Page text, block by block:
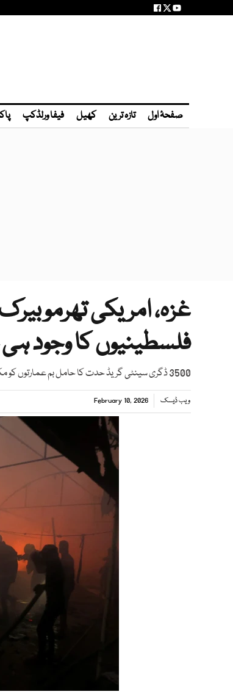
صفحۂ اول تازہ ترین کھیل فیفا ورلڈکپ
فلسطینیوں کا وجود
3500 ڈگری سینٹی گریڈ حدت کا حامل بم عمارتوں کو مکمل طور پر ختم کرنے کی صلاحیت رکھتا ہے
ویب ڈیسک February 10, 2026